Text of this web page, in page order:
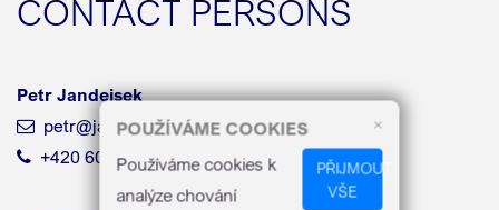
CONTACT PERSONS
Petr Jandejsek
petr@jandejsek.cz
‭+420 607 945 882‬
×
POUŽÍVÁME COOKIES
Používáme cookies k
analýze chování
PŘIJMOUT
VŠE